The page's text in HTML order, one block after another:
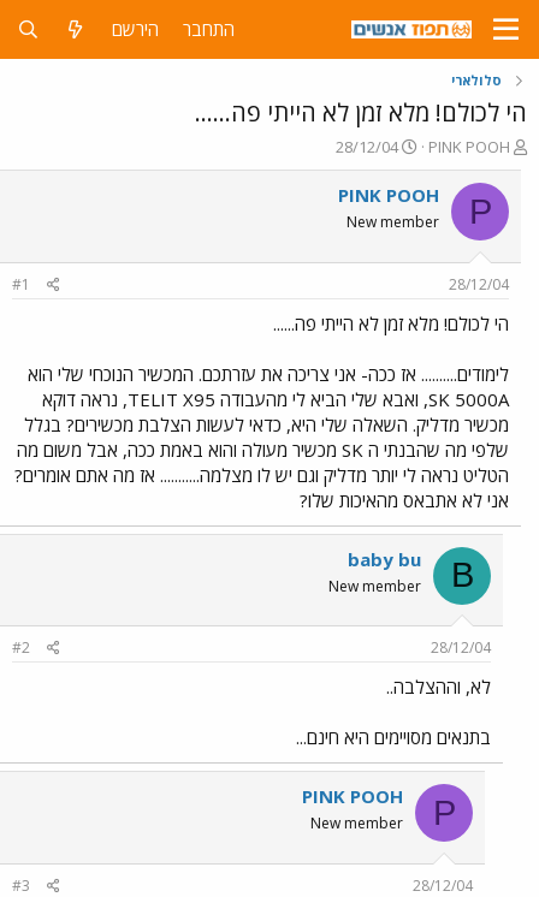
התחבר הירשם
סלולארי
הי לכולם! מלא זמן לא הייתי פה......
פ
ו
ת
ח
ה
ש
א
PINK POOH
פ
ו
ר
ם
ר
28/12/04
P
PINK POOH
New member
28/12/04
#1
הי לכולם! מלא זמן לא הייתי פה......
לימודים.......... אז ככה- אני צריכה את עזרתכם. המכשיר הנוכחי שלי הוא
SK 5000A, ואבא שלי הביא לי מהעבודה TELIT X95, נראה דוקא
מכשיר מדליק. השאלה שלי היא, כדאי לעשות הצלבת מכשירים? בגלל
שלפי מה שהבנתי ה SK מכשיר מעולה והוא באמת ככה, אבל משום מה
הטליט נראה לי יותר מדליק וגם יש לו מצלמה........... אז מה אתם אומרים?
אני לא אתבאס מהאיכות שלו?
B
baby bu
New member
28/12/04
#2
לא, וההצלבה..
בתנאים מסויימים היא חינם...
P
PINK POOH
New member
28/12/04
#3